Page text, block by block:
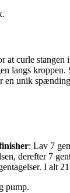
at curle
langs
en unik
: Lav 7
derefter 7
I alt 21
pump.